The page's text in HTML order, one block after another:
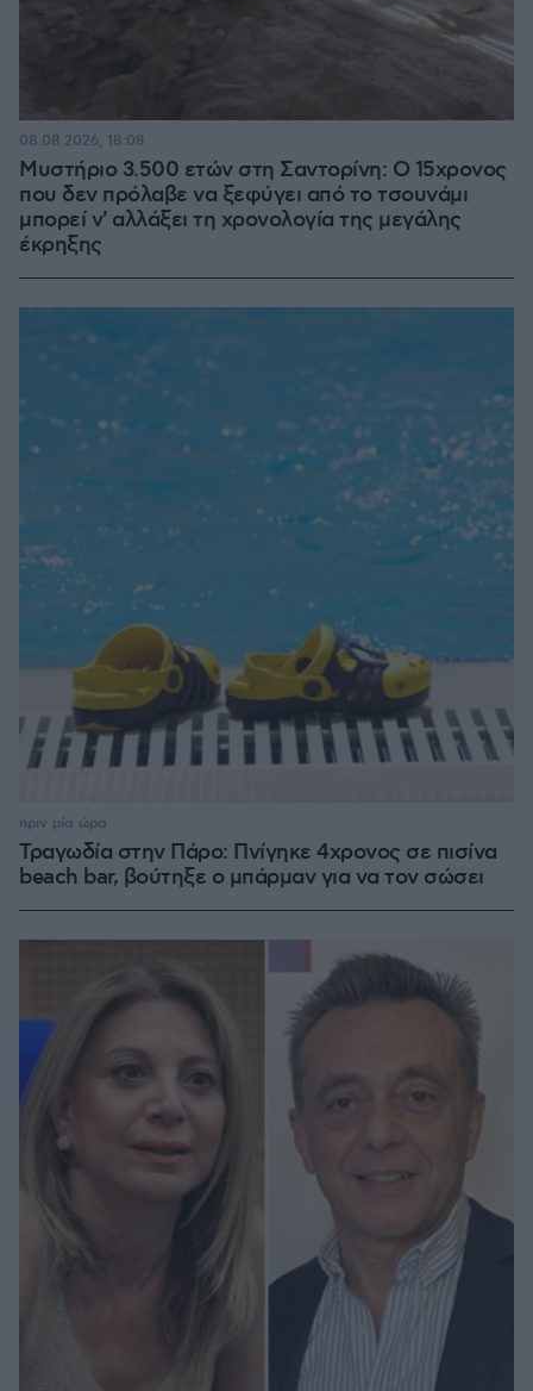
Μυστήριο 3.500 ετών στη Σαντορίνη: Ο 15χρονος
που δεν πρόλαβε να ξεφύγει από το τσουνάμι
μπορεί ν' αλλάξει τη χρονολογία της μεγάλης
έκρηξης
08.08.2026, 18:08
Τραγωδία στην Πάρο: Πνίγηκε 4χρονος σε πισίνα
beach bar, βούτηξε ο μπάρμαν για να τον σώσει
πριν μία ώρα